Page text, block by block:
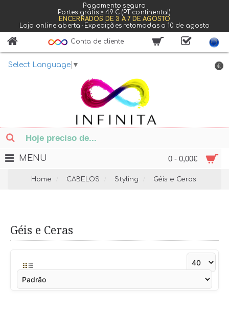
Pagamento seguro
Portes grátis ≥ 49 € (PT continental)
ENCERRADOS DE 3 A 7 DE AGOSTO
Loja online aberta · Expedições retomadas a 10 de agosto
Select Language ▼
Conta de cliente
€
0 - 0,00€
MENU
Home CABELOS Styling Géis e Ceras
Géis e Ceras